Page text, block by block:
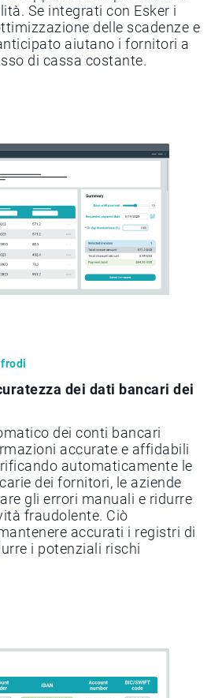
Se integrati con Esker i
delle scadenze e
aiutano i fornitori a
di cassa costante.
dei dati bancari dei
dei conti bancari
accurate e affidabili
automaticamente le
dei fornitori, le aziende
gli errori manuali e ridurre
fraudolente. Ciò
accurati i registri di
i potenziali rischi